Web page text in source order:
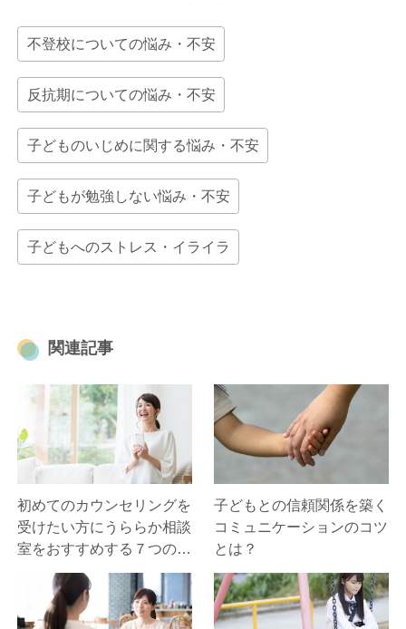
不登校についての悩み・不安
反抗期についての悩み・不安
子どものいじめに関する悩み・不安
子どもが勉強しない悩み・不安
子どもへのストレス・イライラ
関連記事
初めてのカウンセリングを
受けたい方にうららか相談
室をおすすめする７つの理
子どもとの信頼関係を築く
コミュニケーションのコツ
とは？